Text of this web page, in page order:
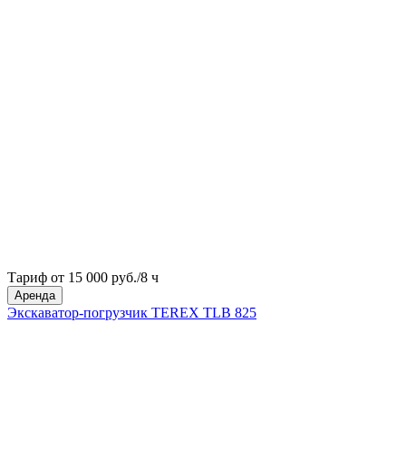
Тариф от 15 000 руб./8 ч
Аренда
Экскаватор-погрузчик TEREX TLB 825